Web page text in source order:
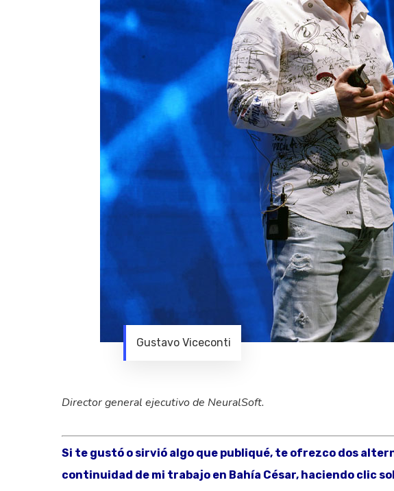
Gustavo Viceconti
Director general ejecutivo de NeuralSoft.
Si te gustó o sirvió algo que publiqué, te ofrezco dos
continuidad de mi trabajo en Bahía César, haciendo clic